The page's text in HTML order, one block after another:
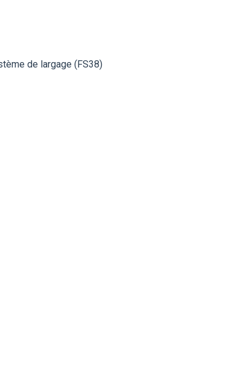
de largage (FS38)